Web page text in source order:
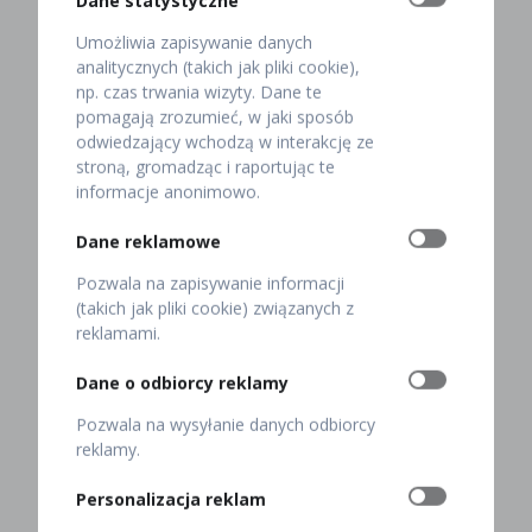
Oprócz wystroju restauracji na sukces lokalu
wpływa m.in.:
lokalizacja
menu
obsługa
nazwa i logo.
tego, czy znajduje się w centrum, czy na obrzeżach
miasta. Znaczenie ma też sąsiedztwo i jego specyfika.
Jeżeli koncepcja lokalu pasuje do otoczenia (atrakcje
turystyczne, budynki mieszkalne, biurowce), jego
znajduje się obok innych lokali gastronomicznych,
Umożliwia zapisywanie danych
analitycznych (takich jak pliki cookie),
np. czas trwania wizyty. Dane te
pomagają zrozumieć, w jaki sposób
odwiedzający wchodzą w interakcję ze
stroną, gromadząc i raportując te
informacje anonimowo.
Dane reklamowe
Pozwala na zapisywanie informacji
(takich jak pliki cookie) związanych z
reklamami.
Dane o odbiorcy reklamy
Pozwala na wysyłanie danych odbiorcy
reklamy.
Personalizacja reklam